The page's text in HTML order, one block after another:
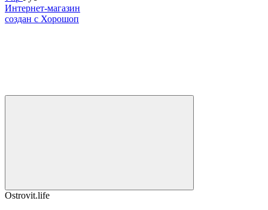
Интернет-магазин
создан с Хорошоп
Ostrovit.life